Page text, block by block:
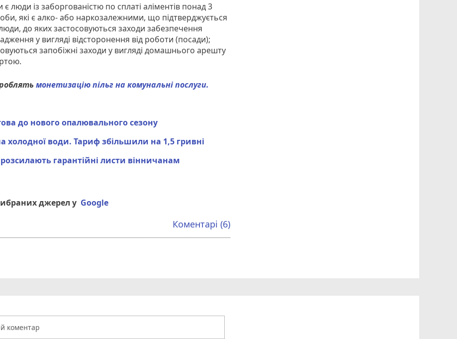
люди із заборгованістю по сплаті аліментів понад 3
які є алко- або наркозалежними, що підтверджується
до яких застосовуються заходи забезпечення
у вигляді відсторонення від роботи (посади);
запобіжні заходи у вигляді домашнього арешту
монетизацію пільг на комунальні послуги.
до нового опалювального сезону
холодної води. Тариф збільшили на 1,5 гривні
гарантійні листи вінничанам
джерел у Google
Коментарі (6)